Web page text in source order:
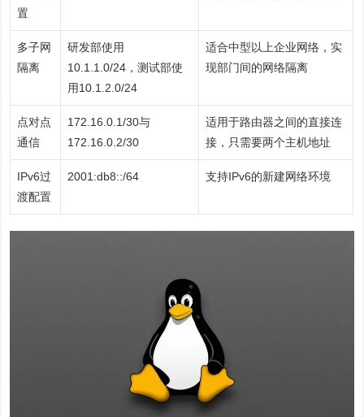
置
多子网
隔离
研发部使用
10.1.1.0/24，测试部使
用10.1.2.0/24
适合中型以上企业网络，实
现部门间的网络隔离
点对点
通信
172.16.0.1/30与
172.16.0.2/30
适用于路由器之间的直接连
接，只需要两个主机地址
IPv6过
渡配置
2001:db8::/64 支持IPv6的新建网络环境